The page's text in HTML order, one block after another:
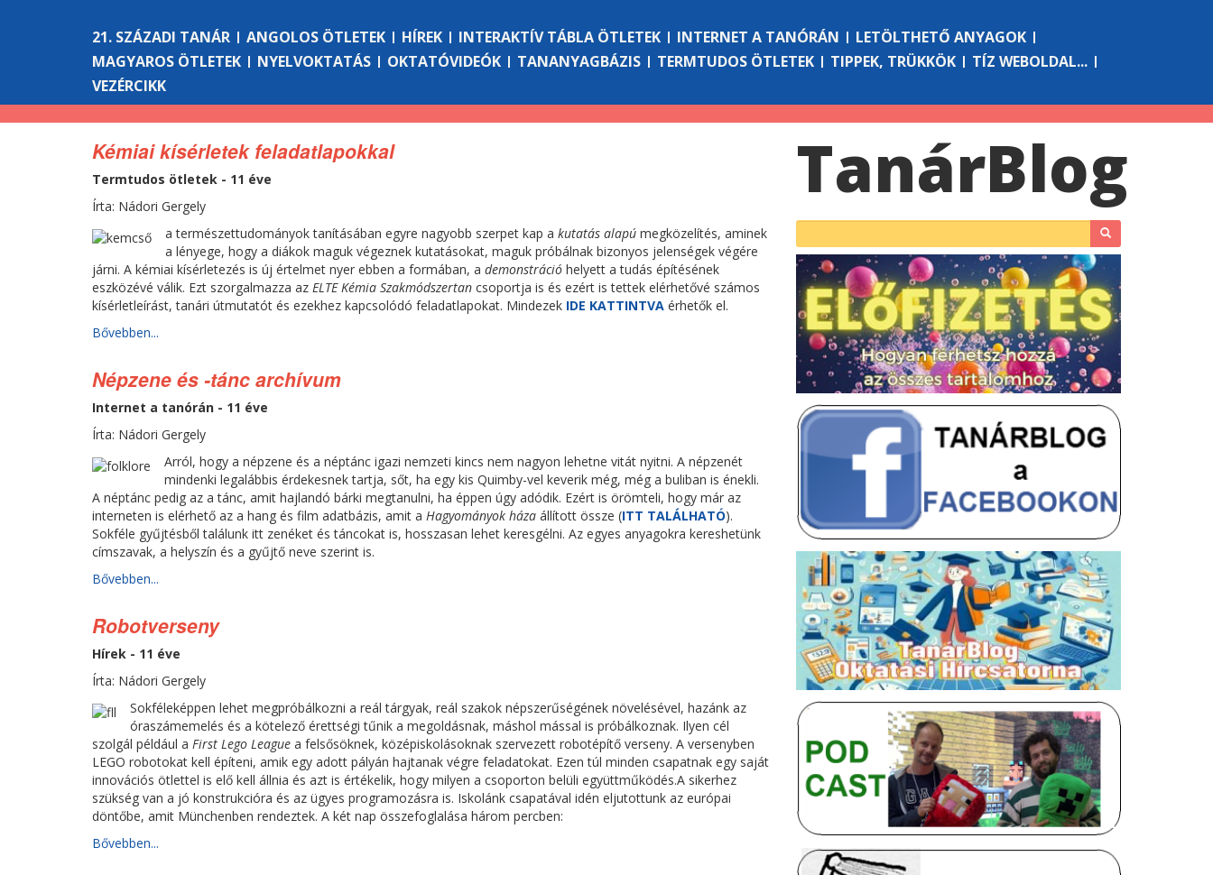
21. SZÁZADI TANÁR ANGOLOS ÖTLETEK HÍREK INTERAKTÍV TÁBLA ÖTLETEK INTERNET A TANÓRÁN
LETÖLTHETŐ ANYAGOK
MAGYAROS ÖTLETEK
NYELVOKTATÁS OKTATÓVIDEÓK TANANYAGBÁZIS TERMTUDOS ÖTLETEK TIPPEK, TRÜKKÖK
TÍZ WEBOLDAL...
VEZÉRCIKK
Kémiai kísérletek feladatlapokkal
Termtudos ötletek - 11 éve
Írta: Nádori Gergely
a természettudományok tanításában egyre nagyobb szerpet kap a kutatás alapú megközelítés, aminek
a lényege, hogy a diákok maguk végeznek kutatásokat, maguk próbálnak bizonyos jelenségek végére
járni. A kémiai kísérletezés is új értelmet nyer ebben a formában, a demonstráció helyett a tudás építésének
eszközévé válik. Ezt szorgalmazza az ELTE Kémia Szakmódszertan csoportja is és ezért is tettek elérhetővé számos
kísérletleírást, tanári útmutatót és ezekhez kapcsolódó feladatlapokat. Mindezek IDE KATTINTVA érhetők el.
Bővebben...
Népzene és -tánc archívum
Internet a tanórán - 11 éve
Írta: Nádori Gergely
Arról, hogy a népzene és a néptánc igazi nemzeti kincs nem nagyon lehetne vitát nyitni. A népzenét
mindenki legalábbis érdekesnek tartja, sőt, ha egy kis Quimby-vel keverik még, még a buliban is énekli.
A néptánc pedig az a tánc, amit hajlandó bárki megtanulni, ha éppen úgy adódik. Ezért is örömteli, hogy már az
interneten is elérhető az a hang és film adatbázis, amit a Hagyományok háza állított össze (ITT TALÁLHATÓ).
Sokféle gyűjtésből találunk itt zenéket és táncokat is, hosszasan lehet keresgélni. Az egyes anyagokra kereshetünk
címszavak, a helyszín és a gyűjtő neve szerint is.
Bővebben...
Robotverseny
Hírek - 11 éve
Írta: Nádori Gergely
Sokféleképpen lehet megpróbálkozni a reál tárgyak, reál szakok népszerűségének növelésével, hazánk az
óraszámemelés és a kötelező érettségi tűnik a megoldásnak, máshol mással is próbálkoznak. Ilyen cél
szolgál például a First Lego League a felsősöknek, középiskolásoknak szervezett robotépítő verseny. A versenyben
LEGO robotokat kell építeni, amik egy adott pályán hajtanak végre feladatokat. Ezen túl minden csapatnak egy saját
innovációs ötlettel is elő kell állnia és azt is értékelik, hogy milyen a csoporton belüli együttműködés.A sikerhez
szükség van a jó konstrukcióra és az ügyes programozásra is. Iskolánk csapatával idén eljutottunk az európai
döntőbe, amit Münchenben rendeztek. A két nap összefoglalása három percben:
Bővebben...
TanárBlog